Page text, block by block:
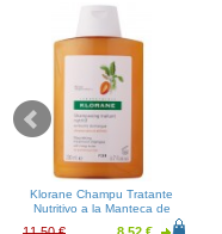
Klorane Champu Tratante
Nutritivo a la Manteca de